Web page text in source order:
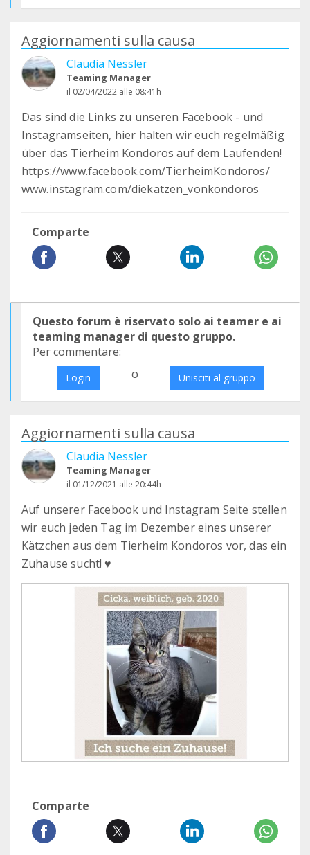
Aggiornamenti sulla causa
Claudia Nessler
Teaming Manager
il 02/04/2022 alle 08:41h
Das sind die Links zu unseren Facebook - und
Instagramseiten, hier halten wir euch regelmäßig
über das Tierheim Kondoros auf dem Laufenden!
https://www.facebook.com/TierheimKondoros/
www.instagram.com/diekatzen_vonkondoros
Comparte
Questo forum è riservato solo ai teamer e ai
teaming manager di questo gruppo.
Per commentare:
Login o Unisciti al gruppo
Aggiornamenti sulla causa
Claudia Nessler
Teaming Manager
il 01/12/2021 alle 20:44h
Auf unserer Facebook und Instagram Seite stellen
wir euch jeden Tag im Dezember eines unserer
Kätzchen aus dem Tierheim Kondoros vor, das ein
Zuhause sucht! ♥
Comparte